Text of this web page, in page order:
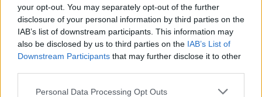
your opt-out. You may separately opt-out of the further
disclosure of your personal information by third parties on the
IAB’s list of downstream participants. This information may
also be disclosed by us to third parties on the IAB’s List of
Downstream Participants that may further disclose it to other
Personal Data Processing Opt Outs